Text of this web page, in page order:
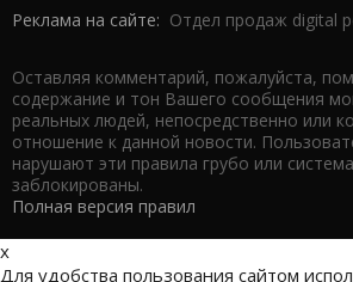
Реклама на сайте: Отдел продаж digital
Оставляя комментарий, пожалуйста,
содержание и тон Вашего сообщения
реальных людей, непосредственно или
отношение к данной новости.
нарушают эти правила грубо или
заблокированы.
Полная версия правил
x
Для удобства пользования сайтом